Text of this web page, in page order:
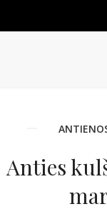
Anties